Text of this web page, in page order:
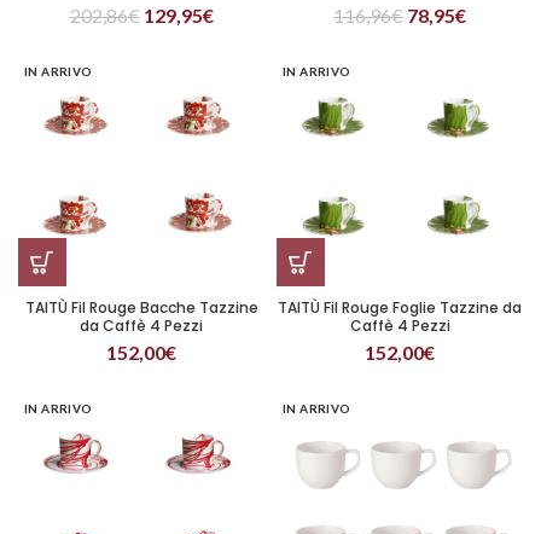
202,86€ 129,95€ 116,96€ 78,95€
IN ARRIVO
TAITÙ Fil Rouge Bacche Tazzine
da Caffè 4 Pezzi
152,00€
IN ARRIVO
TAITÙ Fil Rouge Foglie Tazzine da
Caffè 4 Pezzi
152,00€
IN ARRIVO IN ARRIVO